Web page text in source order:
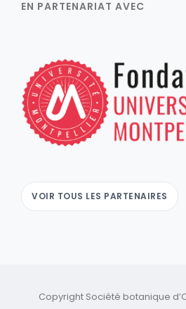
EN PARTENARIAT AVEC
VOIR TOUS LES PARTENAIRES
Copyright Société botanique